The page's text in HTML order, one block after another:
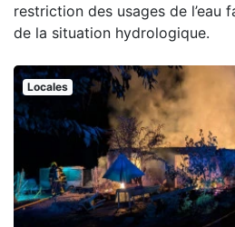
restriction des usages de l’eau
de la situation hydrologique.
Locales